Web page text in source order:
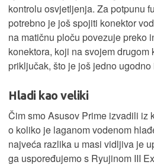
kontrolu osvjetljenja. Za potpunu
potrebno je još spojiti konektor
na matičnu ploču povezuje preko
konektora, koji na svojem
priključak, što je još jedno
Hladi kao veliki
Čim smo Asusov Prime izvadili iz
o koliko je laganom vodenom
najveća razlika u masi vidljiva je
ga uspoređujemo s Ryujinom III